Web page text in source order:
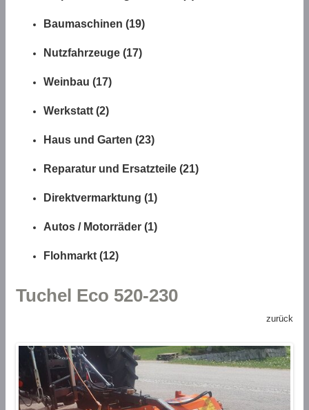
Baumaschinen (19)
Nutzfahrzeuge (17)
Weinbau (17)
Werkstatt (2)
Haus und Garten (23)
Reparatur und Ersatzteile (21)
Direktvermarktung (1)
Autos / Motorräder (1)
Flohmarkt (12)
Tuchel Eco 520-230
zurück